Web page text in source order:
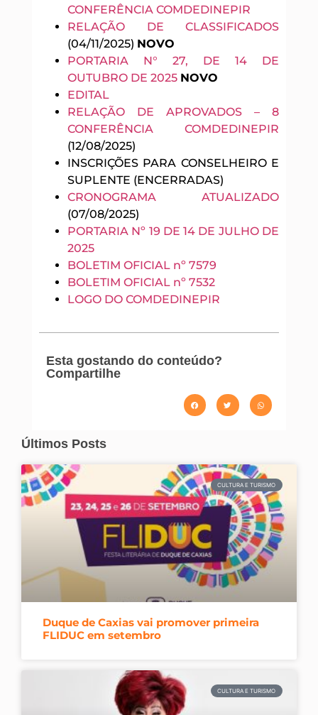
CONFERÊNCIA COMDEDINEPIR
RELAÇÃO DE CLASSIFICADOS
(04/11/2025) NOVO
PORTARIA N° 27, DE 14 DE
OUTUBRO DE 2025 NOVO
EDITAL
RELAÇÃO DE APROVADOS – 8
CONFERÊNCIA COMDEDINEPIR
(12/08/2025)
INSCRIÇÕES PARA CONSELHEIRO E
SUPLENTE (ENCERRADAS)
CRONOGRAMA ATUALIZADO
(07/08/2025)
PORTARIA Nº 19 DE 14 DE JULHO DE
2025
BOLETIM OFICIAL nº 7579
BOLETIM OFICIAL nº 7532
LOGO DO COMDEDINEPIR
Esta gostando do conteúdo?
Compartilhe
Últimos Posts
CULTURA E TURISMO
Duque de Caxias vai promover primeira
FLIDUC em setembro
CULTURA E TURISMO